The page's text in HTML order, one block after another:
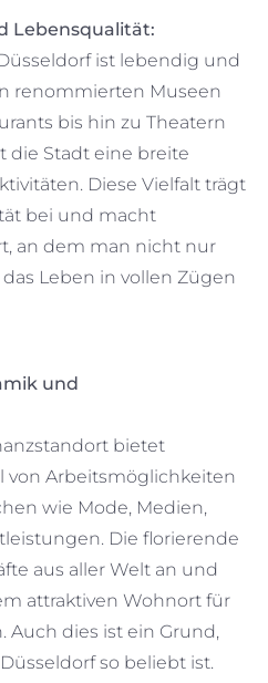
Lebensqualität:
ist lebendig und
renommierten Museen
bis hin zu Theatern
die Stadt eine breite
Diese Vielfalt trägt
bei und macht
an dem man nicht nur
Leben in vollen Zügen
und
bietet
von Arbeitsmöglichkeiten
wie Mode, Medien,
Die florierende
aus aller Welt an und
attraktiven Wohnort für
Auch dies ist ein Grund,
so beliebt ist.